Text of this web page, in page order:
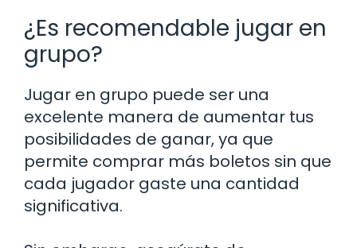
¿Es recomendable jugar en
grupo?
Jugar en grupo puede ser una
excelente manera de aumentar tus
posibilidades de ganar, ya que
permite comprar más boletos sin que
cada jugador gaste una cantidad
significativa.